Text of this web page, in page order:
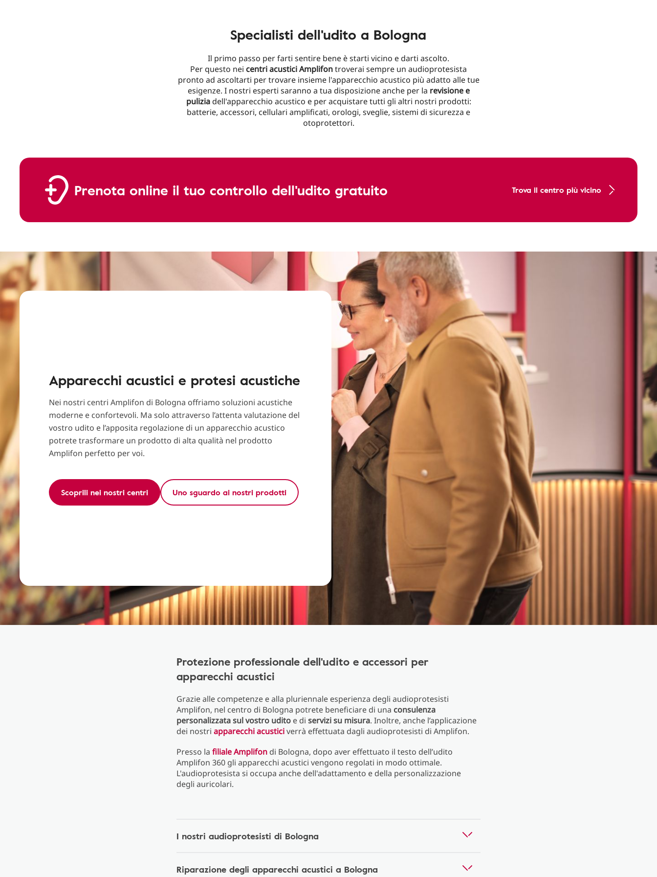
Specialisti dell'udito a Bologna
Il primo passo per farti sentire bene è starti vicino e darti ascolto.
Per questo nei centri acustici Amplifontroverai sempre un audioprotesista
pronto ad ascoltarti per trovare insieme l'apparecchio acustico più adatto alle tue
esigenze. I nostri esperti saranno a tua disposizione anche per la revisione e
puliziadell'apparecchio acustico e per acquistare tutti gli altri nostri prodotti:
batterie, accessori, cellulari amplificati, orologi, sveglie, sistemi di sicurezza e
otoprotettori.
Prenota online il tuo controllo dell'udito gratuito Trova il centro più vicino
Apparecchi acustici e protesi acustiche
Nei nostri centri Amplifon di Bologna offriamo soluzioni acustiche
moderne e confortevoli. Ma solo attraverso l’attenta valutazione del
vostro udito e l’apposita regolazione di un apparecchio acustico
potrete trasformare un prodotto di alta qualità nel prodotto
Amplifon perfetto per voi.
Scoprili nei nostri centri Uno sguardo ai nostri prodotti
Protezione professionale dell'udito e accessori per
apparecchi acustici
Grazie alle competenze e alla pluriennale esperienza degli audioprotesisti
Amplifon, nel centro di Bologna potrete beneficiare di una consulenza
personalizzata sul vostro udito e di servizi su misura. Inoltre, anche l’applicazione
dei nostri apparecchi acusticiverrà effettuata dagli audioprotesisti di Amplifon.
Presso la filiale Amplifon di Bologna, dopo aver effettuato il testo dell’udito
Amplifon 360 gli apparecchi acustici vengono regolati in modo ottimale.
L'audioprotesista si occupa anche dell'adattamento e della personalizzazione
degli auricolari.
I nostri audioprotesisti di Bologna
Riparazione degli apparecchi acustici a Bologna